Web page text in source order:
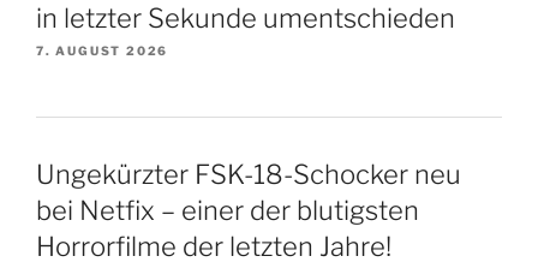
in letzter Sekunde umentschieden
7. AUGUST 2026
Ungekürzter FSK-18-Schocker neu
bei Netfix – einer der blutigsten
Horrorfilme der letzten Jahre!